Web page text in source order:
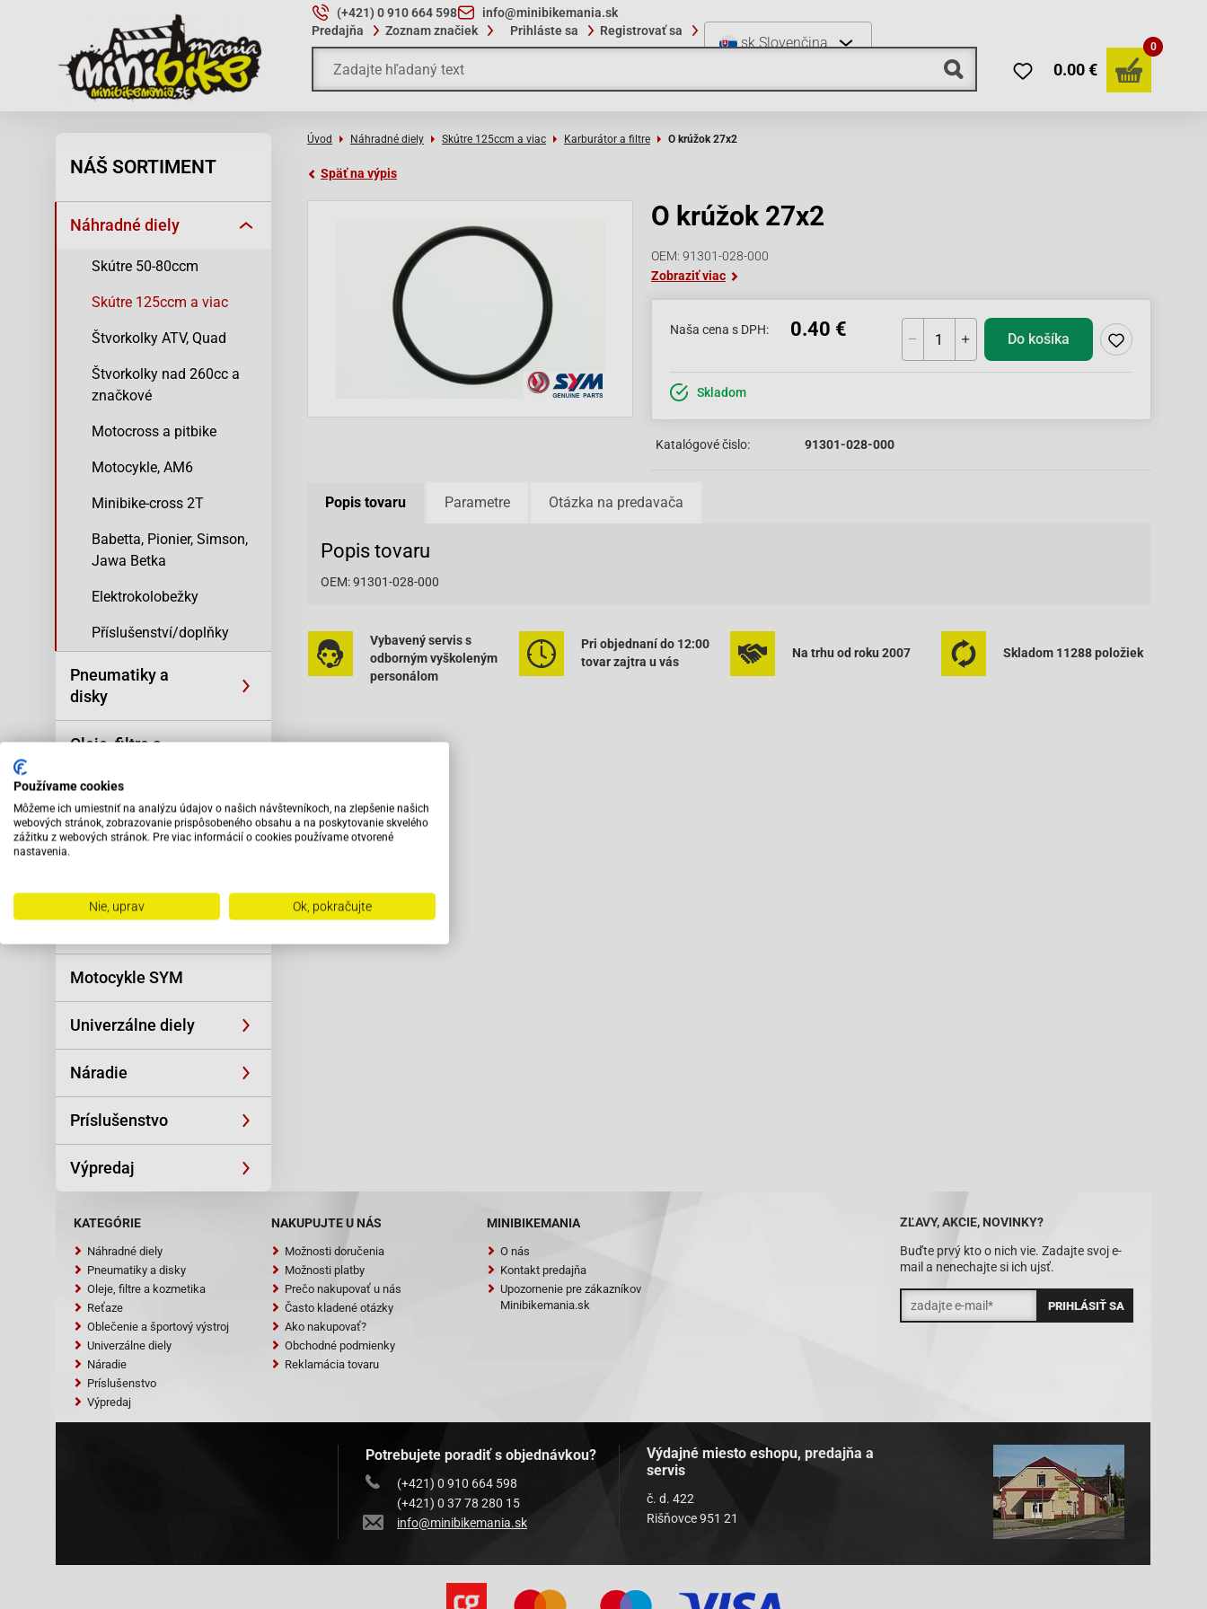
(+421) 0 910 664 598
info@minibikemania.sk
Predajňa
Zoznam značiek Prihláste sa Registrovať sa
sk Slovenčina
0.00 €
0
NÁŠ SORTIMENT
Náhradné diely
Skútre 50-80ccm
Skútre 125ccm a viac
Štvorkolky ATV, Quad
Štvorkolky nad 260cc a
značkové
Motocross a pitbike
Motocykle, AM6
Minibike-cross 2T
Babetta, Pionier, Simson,
Jawa Betka
Elektrokolobežky
Příslušenství/doplňky
Pneumatiky a
disky
Oleje, filtre a
Reťaze
Motocykle SYM
Univerzálne diely
Náradie
Príslušenstvo
Výpredaj
Úvod Náhradné diely Skútre 125ccm a viac Karburátor a filtre O krúžok 27x2
Späť na výpis
O krúžok 27x2
OEM: 91301-028-000
Zobraziť viac
Naša cena s DPH: 0.40 € Do košíka
Skladom
Katalógové čislo: 91301-028-000
Popis tovaru Parametre Otázka na predavača
Popis tovaru
OEM: 91301-028-000
Vybavený servis s
odborným vyškoleným
personálom
Pri objednaní do 12:00
tovar zajtra u vás
Na trhu od roku 2007 Skladom 11288 položiek
ZĽAVY, AKCIE, NOVINKY?
Buďte prvý kto o nich vie. Zadajte svoj e-
mail a nenechajte si ich ujsť.
KATEGÓRIE
Náhradné diely
Pneumatiky a disky
Oleje, filtre a kozmetika
Reťaze
Oblečenie a športový výstroj
Univerzálne diely
Náradie
Príslušenstvo
Výpredaj
NAKUPUJTE U NÁS
Možnosti doručenia
Možnosti platby
Prečo nakupovať u nás
Často kladené otázky
Ako nakupovať?
Obchodné podmienky
Reklamácia tovaru
MINIBIKEMANIA
O nás
Kontakt predajňa
Upozornenie pre zákazníkov
Minibikemania.sk
Potrebujete poradiť s objednávkou?
(+421) 0 910 664 598
(+421) 0 37 78 280 15
info@minibikemania.sk
Výdajné miesto eshopu, predajňa a
servis
č. d. 422
Rišňovce 951 21
Používame cookies
Môžeme ich umiestniť na analýzu údajov o našich návštevníkoch, na zlepšenie našich
webových stránok, zobrazovanie prispôsobeného obsahu a na poskytovanie skvelého
zážitku z webových stránok. Pre viac informácií o cookies používame otvorené
nastavenia.
Nie, uprav Ok, pokračujte